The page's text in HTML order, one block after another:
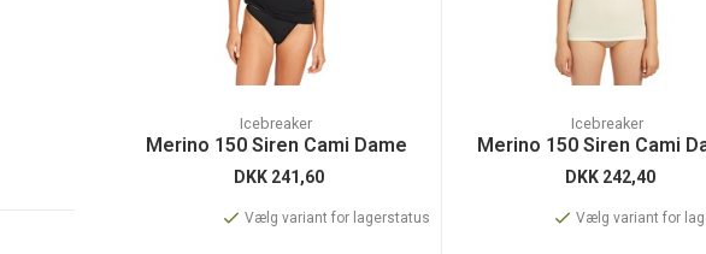
Icebreaker
Merino 150 Siren Cami Dame
DKK241,60
Vælg variant for lagerstatus
Icebreaker
Merino 150 Siren Cami
DKK242,40
Vælg variant for